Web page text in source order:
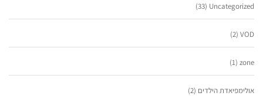
Uncategorized
(33)
VOD
(2)
zone
(1)
אולימפיאדת הילדים (2)